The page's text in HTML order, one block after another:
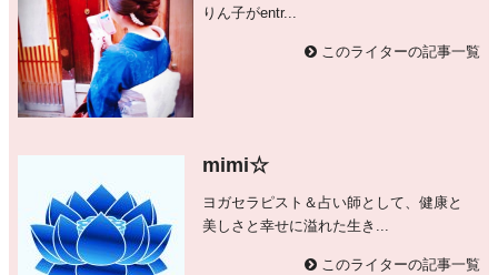
りん子がentr...
このライターの記事一覧
mimi☆
ヨガセラピスト＆占い師として、健康と
美しさと幸せに溢れた生き...
このライターの記事一覧